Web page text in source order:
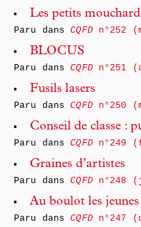
Les petits
Paru dansCQFDn°252
BLOCUS
Paru dansCQFDn°251
Fusils lasers
Paru dansCQFDn°250
Conseil de classe :
Paru dansCQFDn°249
Graines d’artistes
Paru dansCQFDn°248
Au boulot les jeunes
Paru dansCQFDn°247